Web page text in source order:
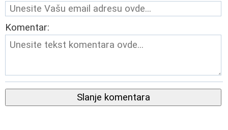
Komentar:
Slanje komentara